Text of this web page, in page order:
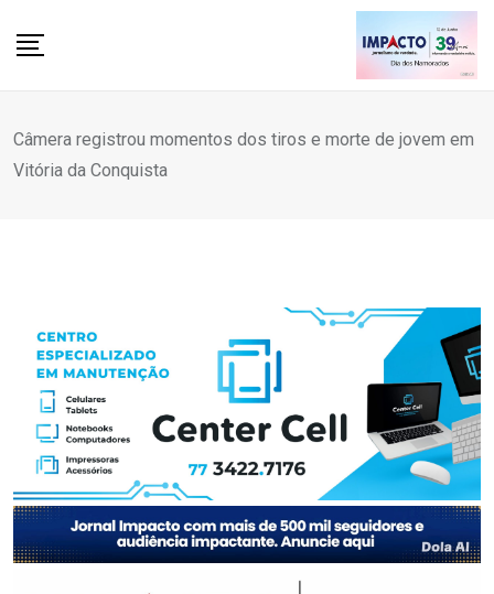
Câmera registrou momentos dos tiros e morte de jovem em
Vitória da Conquista